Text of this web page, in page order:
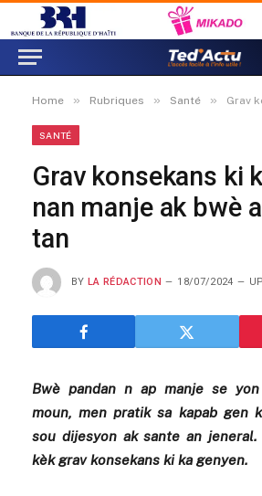
Home » Rubriques » Santé » Grav
SANTÉ
Grav konsekans ki
nan manje ak bwè
tan
BY LA RÉDACTION 18/07/2024
Bwè pandan n ap manje se
moun, men pratik sa kapab gen
sou dijesyon ak sante an
kèk grav konsekans ki ka genyen.